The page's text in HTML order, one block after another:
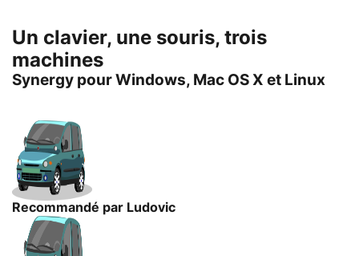
Un clavier, une souris, trois
machines
Synergy pour Windows, Mac OS X et Linux
Recommandé par Ludovic